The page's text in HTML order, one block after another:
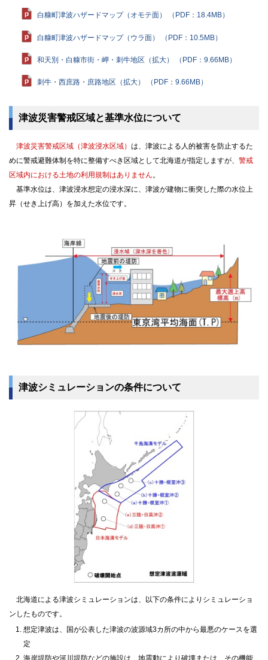
白糠町津波ハザードマップ（オモテ面） （PDF：18.4MB）
白糠町津波ハザードマップ（ウラ面） （PDF：10.5MB）
和天別・白糠市街・岬・刺牛地区（拡大） （PDF：9.66MB）
刺牛・西庶路・庶路地区（拡大） （PDF：9.66MB）
津波災害警戒区域と基準水位について
津波災害警戒区域（津波浸水区域） は、津波による人的被害を防止するた
めに警戒避難体制を特に整備すべき区域として北海道が指定しますが、 警戒
区域内における土地の利用規制はありません 。
基準水位は、津波浸水想定の浸水深に、津波が建物に衝突した際の水位上
昇（せき上げ高）を加えた水位です。
津波シミュレーションの条件について
北海道による津波シミュレーションは、以下の条件によりシミュレーショ
ンしたものです。
想定津波は、国が公表した津波の波源域3カ所の中から最悪のケースを選
定
海岸堤防や河川堤防などの施設は、地震動により破壊または、その機能